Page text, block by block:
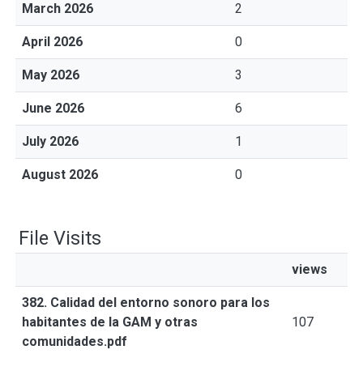
March 2026 2
April 2026 0
May 2026 3
June 2026 6
July 2026 1
August 2026 0
File Visits
views
382. Calidad del entorno sonoro para los
habitantes de la GAM y otras
comunidades.pdf
107